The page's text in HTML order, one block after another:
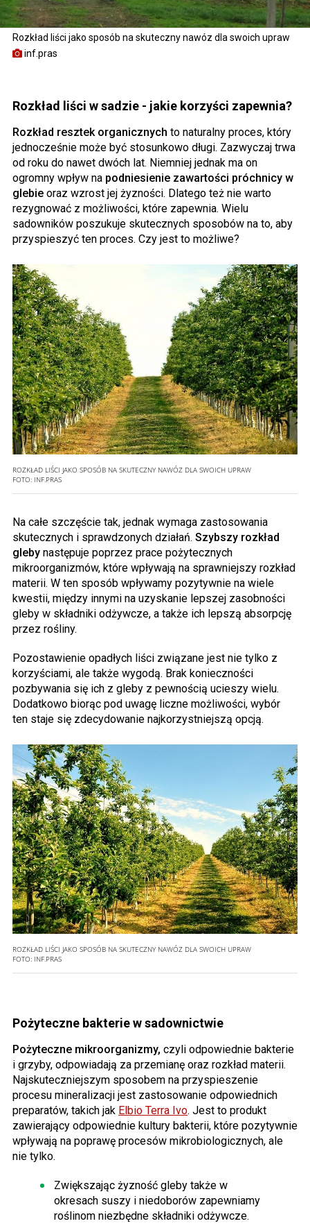
Rozkład liści jako sposób na skuteczny nawóz dla swoich upraw
inf.pras
Rozkład liści w sadzie - jakie korzyści zapewnia?
Rozkład resztek organicznych to naturalny proces, który
jednocześnie może być stosunkowo długi. Zazwyczaj trwa
od roku do nawet dwóch lat. Niemniej jednak ma on
ogromny wpływ na podniesienie zawartości próchnicy w
glebie oraz wzrost jej żyzności. Dlatego też nie warto
rezygnować z możliwości, które zapewnia. Wielu
sadowników poszukuje skutecznych sposobów na to, aby
przyspieszyć ten proces. Czy jest to możliwe?
ROZKŁAD LIŚCI JAKO SPOSÓB NA SKUTECZNY NAWÓZ DLA SWOICH UPRAW
FOTO: INF.PRAS
Na całe szczęście tak, jednak wymaga zastosowania
skutecznych i sprawdzonych działań. Szybszy rozkład
gleby następuje poprzez prace pożytecznych
mikroorganizmów, które wpływają na sprawniejszy rozkład
materii. W ten sposób wpływamy pozytywnie na wiele
kwestii, między innymi na uzyskanie lepszej zasobności
gleby w składniki odżywcze, a także ich lepszą absorpcję
przez rośliny.
Pozostawienie opadłych liści związane jest nie tylko z
korzyściami, ale także wygodą. Brak konieczności
pozbywania się ich z gleby z pewnością ucieszy wielu.
Dodatkowo biorąc pod uwagę liczne możliwości, wybór
ten staje się zdecydowanie najkorzystniejszą opcją.
ROZKŁAD LIŚCI JAKO SPOSÓB NA SKUTECZNY NAWÓZ DLA SWOICH UPRAW
FOTO: INF.PRAS
Pożyteczne bakterie w sadownictwie
Pożyteczne mikroorganizmy, czyli odpowiednie bakterie
i grzyby, odpowiadają za przemianę oraz rozkład materii.
Najskuteczniejszym sposobem na przyspieszenie
procesu mineralizacji jest zastosowanie odpowiednich
preparatów, takich jak Elbio Terra Ivo. Jest to produkt
zawierający odpowiednie kultury bakterii, które pozytywnie
wpływają na poprawę procesów mikrobiologicznych, ale
nie tylko.
Zwiększając żyzność gleby także w
okresach suszy i niedoborów zapewniamy
roślinom niezbędne składniki odżywcze.